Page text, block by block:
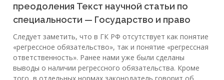
преодоления Текст научной статьи по
специальности — Государство и право
Следует заметить, что в ГК РФ отсутствует как понятие
«регрессное обязательство», так и понятие «регрессная
ответственность». Ранее нами уже были сделаны
выводы о наличии регрессного обязательства. Кроме